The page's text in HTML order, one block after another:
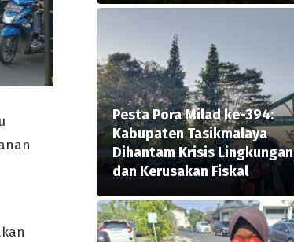
Pesta Pora Milad ke-394:
Kabupaten Tasikmalaya
Dihantam Krisis Lingkungan
dan Kerusakan Fiskal